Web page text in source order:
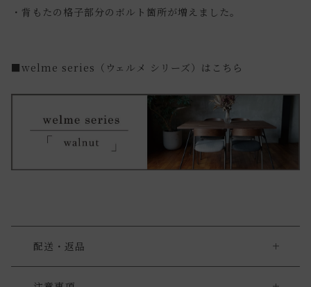
・背もたの格子部分のボルト箇所が増えました。
■welme series（ウェルメ シリーズ）はこちら
配送・返品
大型商品をご購入の際の注意点